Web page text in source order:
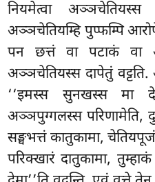
नियमेत्वा
अञ्ञचेतियम्हि पुप्फम्पि
पन छत्तं वा पटाकं वा
अञ्ञचेतियस्स दापेतुं
‘‘इमस्स सुनखस्स मा
अञ्ञपुग्गलस्स परिणामेति,
सङ्घभत्तं कातुकामा,
परिक्खारं दातुकामा,